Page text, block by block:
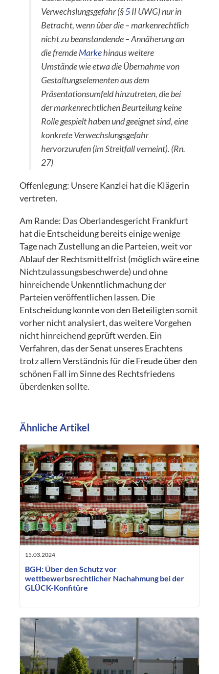
Verwechslungsgefahr (§5II UWG) nur in
Betracht, wenn über die – markenrechtlich
nicht zu beanstandende – Annäherung an
die fremdeMarkehinaus weitere
Umstände wie etwa die Übernahme von
Gestaltungselementen aus dem
Präsentationsumfeld hinzutreten, die bei
der markenrechtlichen Beurteilung keine
Rolle gespielt haben und geeignet sind, eine
konkrete Verwechslungsgefahr
hervorzurufen (im Streitfall verneint). (Rn.
27)
Offenlegung: Unsere Kanzlei hat die Klägerin
vertreten.
Am Rande: Das Oberlandesgericht Frankfurt
hat die Entscheidung bereits einige wenige
Tage nach Zustellung an die Parteien, weit vor
Ablauf der Rechtsmittelfrist (möglich wäre eine
Nichtzulassungsbeschwerde) und ohne
hinreichende Unkenntlichmachung der
Parteien veröffentlichen lassen. Die
Entscheidung konnte von den Beteiligten somit
vorher nicht analysiert, das weitere Vorgehen
nicht hinreichend geprüft werden. Ein
Verfahren, das der Senat unseres Erachtens
trotz allem Verständnis für die Freude über den
schönen Fall im Sinne des Rechtsfriedens
überdenken sollte.
Ähnliche Artikel
15.03.2024
BGH: Über den Schutz vor
wettbewerbsrechtlicher Nachahmung bei der
GLÜCK-Konfitüre